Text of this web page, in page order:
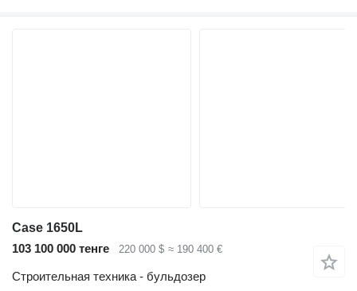
Case 1650L
103 100 000 тенге
220 000 $ ≈ 190 400 €
Строительная техника - бульдозер